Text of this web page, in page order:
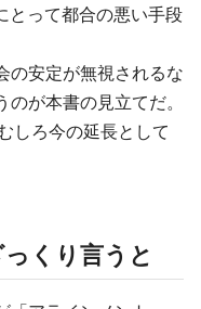
とって都合の悪い手段
の安定が無視されるな
が本書の見立てだ。
しろ今の延長として
くり言うと